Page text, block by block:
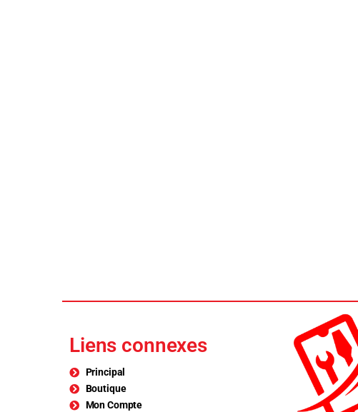
Liens connexes
Principal
Boutique
Mon Compte